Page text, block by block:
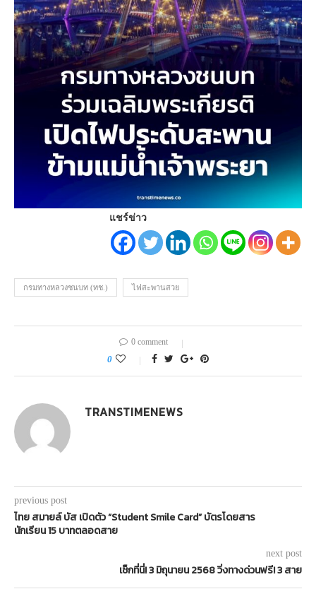
แชร์ข่าว
กรมทางหลวงชนบท (ทช.) ไฟสะพานสวย
0 comment
0
TRANSTIMENEWS
previous post
ไทย สมายล์ บัส เปิดตัว “Student Smile Card” บัตรโดยสาร
นักเรียน 15 บาทตลอดสาย
next post
เช็กที่นี่! 3 มิถุนายน 2568 วิ่งทางด่วนฟรี! 3 สาย